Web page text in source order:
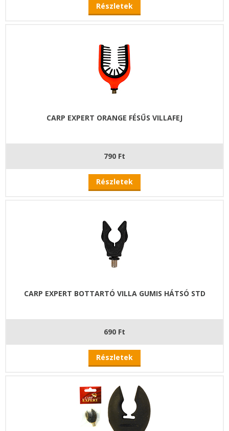
Részletek
CARP EXPERT ORANGE FÉSŰS VILLAFEJ
790 Ft
Részletek
CARP EXPERT BOTTARTÓ VILLA GUMIS HÁTSÓ STD
690 Ft
Részletek